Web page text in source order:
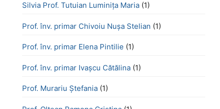
Silvia Prof. Tutuian Luminița Maria (1)
Prof. înv. primar Chivoiu Nușa Stelian (1)
Prof. înv. primar Elena Pintilie (1)
Prof. înv. primar Ivașcu Cătălina (1)
Prof. Murariu Ștefania (1)